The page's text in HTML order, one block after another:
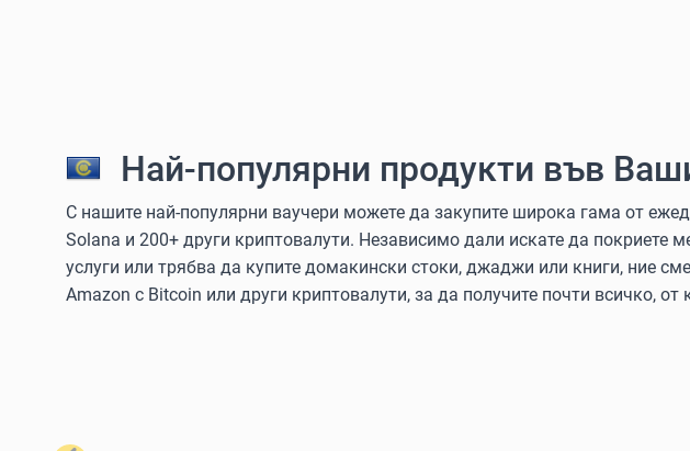
Най-популярни продукти във
С нашите най-популярни ваучери можете да закупите широка гама от
Solana и 200+ други криптовалути. Независимо дали искате да покриете
услуги или трябва да купите домакински стоки, джаджи или книги, ние
Amazon с Bitcoin или други криптовалути, за да получите почти всичко, от